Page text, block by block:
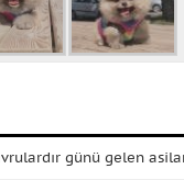
günü gelen